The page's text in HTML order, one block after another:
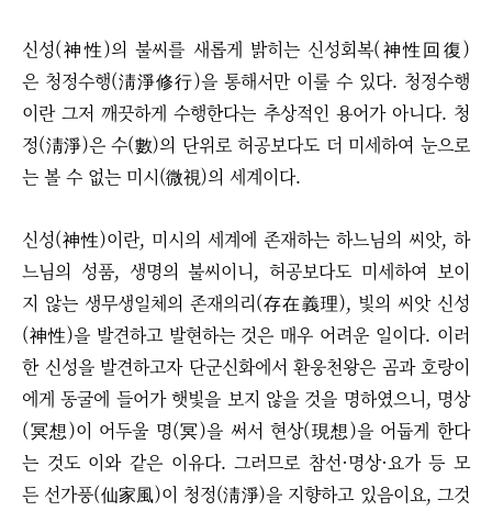
신성(神性)의 불씨를 새롭게 밝히는 신성회복(神性回復)
은 청정수행(淸淨修行)을 통해서만 이룰 수 있다. 청정수행
이란 그저 깨끗하게 수행한다는 추상적인 용어가 아니다. 청
정(淸淨)은 수(數)의 단위로 허공보다도 더 미세하여 눈으로
는 볼 수 없는 미시(微視)의 세계이다.
신성(神性)이란, 미시의 세계에 존재하는 하느님의 씨앗, 하
느님의 성품, 생명의 불씨이니, 허공보다도 미세하여 보이
지 않는 생무생일체의 존재의리(存在義理), 빛의 씨앗 신성
(神性)을 발견하고 발현하는 것은 매우 어려운 일이다. 이러
한 신성을 발견하고자 단군신화에서 환웅천왕은 곰과 호랑이
에게 동굴에 들어가 햇빛을 보지 않을 것을 명하였으니, 명상
(冥想)이 어두울 명(冥)을 써서 현상(現想)을 어둡게 한다
는 것도 이와 같은 이유다. 그러므로 참선·명상·요가 등 모
든 선가풍(仙家風)이 청정(淸淨)을 지향하고 있음이요, 그것